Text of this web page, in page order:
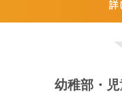
詳
幼稚部・